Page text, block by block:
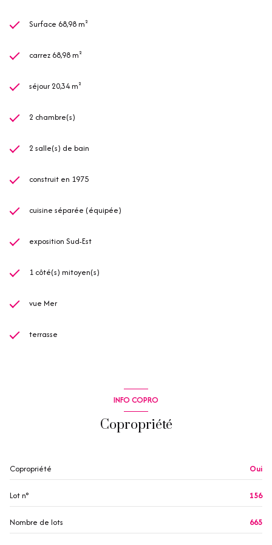
Surface 68,98 m²
carrez 68,98 m²
séjour 20,34 m²
2 chambre(s)
2 salle(s) de bain
construit en 1975
cuisine séparée (équipée)
exposition Sud-Est
1 côté(s) mitoyen(s)
vue Mer
terrasse
INFO COPRO
Copropriété
Copropriété Oui
Lot n° 156
Nombre de lots 665